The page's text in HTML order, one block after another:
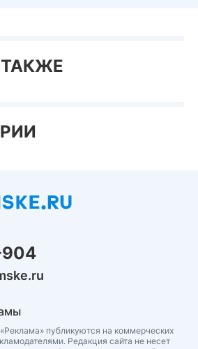
публикуются на коммерческих
Редакция сайта не несет